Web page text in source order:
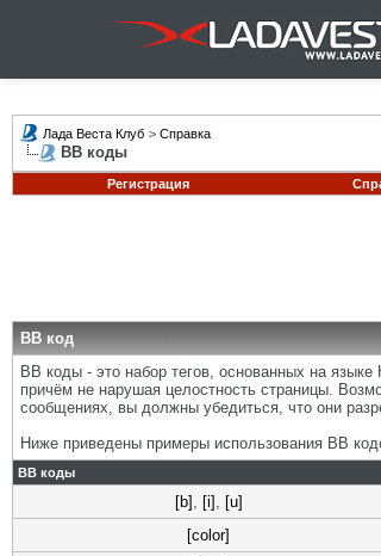
Лада Веста Клуб > Справка
BB коды
Регистрация
BB код
BB коды - это набор тегов, основанных на
причём не нарушая целостность страницы.
сообщениях, вы должны убедиться, что они
Ниже приведены примеры использования BB
BB коды
[b] , [i] , [u]
[color]